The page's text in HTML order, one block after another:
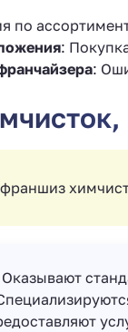
по
:
:
Оказывают